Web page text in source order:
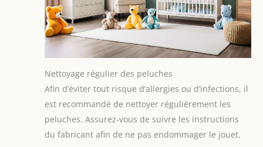
Nettoyage régulier des peluches
Afin d’éviter tout risque d’allergies ou d’infections, il
est recommandé de nettoyer régulièrement les
peluches. Assurez-vous de suivre les instructions
du fabricant afin de ne pas endommager le jouet.